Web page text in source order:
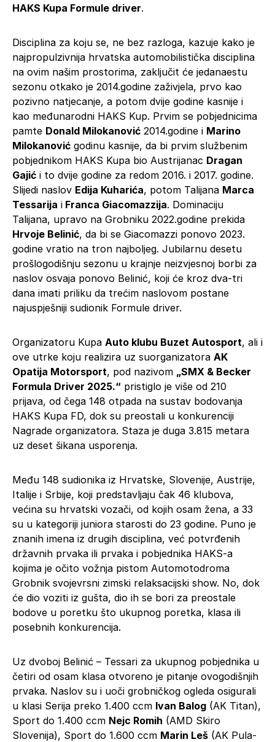
HAKS Kupa Formule driver.
Disciplina za koju se, ne bez razloga, kazuje kako je
najpropulzivnija hrvatska automobilistička disciplina
na ovim našim prostorima, zaključit će jedanaestu
sezonu otkako je 2014.godine zaživjela, prvo kao
pozivno natjecanje, a potom dvije godine kasnije i
kao međunarodni HAKS Kup. Prvim se pobjednicima
pamte Donald Milokanović 2014.godine i Marino
Milokanović godinu kasnije, da bi prvim službenim
pobjednikom HAKS Kupa bio Austrijanac Dragan
Gajić i to dvije godine za redom 2016. i 2017. godine.
Slijedi naslov Edija Kuharića, potom Talijana Marca
Tessarija i Franca Giacomazzija. Dominaciju
Talijana, upravo na Grobniku 2022.godine prekida
Hrvoje Belinić, da bi se Giacomazzi ponovo 2023.
godine vratio na tron najboljeg. Jubilarnu desetu
prošlogodišnju sezonu u krajnje neizvjesnoj borbi za
naslov osvaja ponovo Belinić, koji će kroz dva-tri
dana imati priliku da trećim naslovom postane
najuspješniji sudionik Formule driver.
Organizatoru Kupa Auto klubu Buzet Autosport, ali i
ove utrke koju realizira uz suorganizatora AK
Opatija Motorsport, pod nazivom „SMX & Becker
Formula Driver 2025.“ pristiglo je više od 210
prijava, od čega 148 otpada na sustav bodovanja
HAKS Kupa FD, dok su preostali u konkurenciji
Nagrade organizatora. Staza je duga 3.815 metara
uz deset šikana usporenja.
Među 148 sudionika iz Hrvatske, Slovenije, Austrije,
Italije i Srbije, koji predstavljaju čak 46 klubova,
većina su hrvatski vozači, od kojih osam žena, a 33
su u kategoriji juniora starosti do 23 godine. Puno je
znanih imena iz drugih disciplina, već potvrđenih
državnih prvaka ili prvaka i pobjednika HAKS-a
kojima je očito vožnja pistom Automotodroma
Grobnik svojevrsni zimski relaksacijski show. No, dok
će dio voziti iz gušta, dio ih se bori za preostale
bodove u poretku što ukupnog poretka, klasa ili
posebnih konkurencija.
Uz dvoboj Belinić – Tessari za ukupnog pobjednika u
četiri od osam klasa otvoreno je pitanje ovogodišnjih
prvaka. Naslov su i uoči grobničkog ogleda osigurali
u klasi Serija preko 1.400 ccm Ivan Balog (AK Titan),
Sport do 1.400 ccm Nejc Romih (AMD Skiro
Slovenija), Sport do 1.600 ccm Marin Leš (AK Pula-